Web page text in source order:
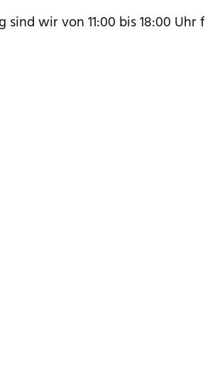
sind wir von 11:00 bis 18:00 Uhr